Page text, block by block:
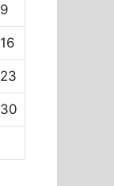
9
16
23
30